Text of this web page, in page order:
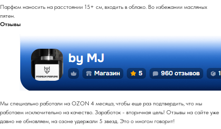
Парфюм наносить на расстоянии 15+ см, входить в облако. Во избежании масляных
пятен.
Отзывы
Мы специально работали на OZON 4 месяца, чтобы еще раз подтвердить, что мы
работаем исключительно на качество. Заработок - вторичная цель! Отзывы на сайте уже
давно не обновляем, на озоне удержали 5 звезд. Это о многом говорит!